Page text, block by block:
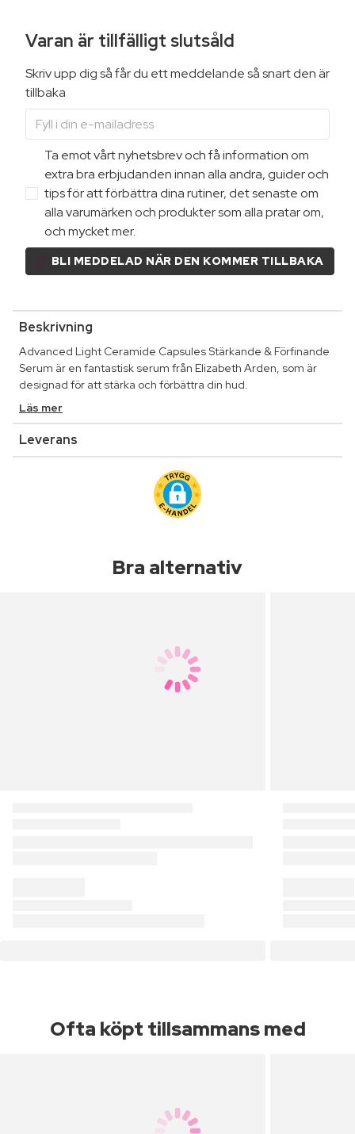
Varan är tillfälligt slutsåld
Skriv upp dig så får du ett meddelande så snart den är
tillbaka
Ta emot vårt nyhetsbrev och få information om
extra bra erbjudanden innan alla andra, guider och
tips för att förbättra dina rutiner, det senaste om
alla varumärken och produkter som alla pratar om,
och mycket mer.
BLI MEDDELAD NÄR DEN KOMMER TILLBAKA
Beskrivning
Advanced Light Ceramide Capsules Stärkande & Förfinande
Serum är en fantastisk serum från Elizabeth Arden, som är
designad för att stärka och förbättra din hud.
Läs mer
Leverans
Bra alternativ
Ofta köpt tillsammans med